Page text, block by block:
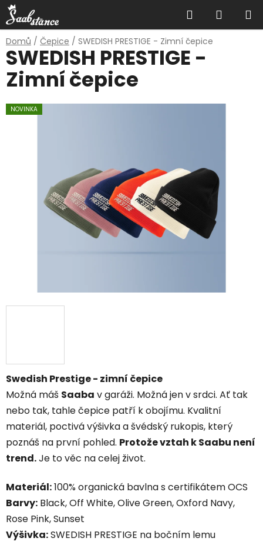
Přejít
na
obsah
Hledat
KOŠÍK
Domů / Čepice / SWEDISH PRESTIGE - Zimní čepice
Swedish Prestige - zimní čepice
Možná máš Saaba v garáži. Možná jen v srdci. Ať tak
nebo tak, tahle čepice patří k obojímu. Kvalitní
materiál, poctivá výšivka a švédský rukopis, který
poznáš na první pohled. Protože vztah k Saabu není
trend.Je to věc na celej život.
Materiál:100% organická bavlna s certifikátem OCS
Barvy: Black, Off White, Olive Green, Oxford Navy,
Rose Pink, Sunset
Výšivka:SWEDISH PRESTIGE na bočním lemu
SWEDISH PRESTIGE -
Zimní čepice
NOVINKA